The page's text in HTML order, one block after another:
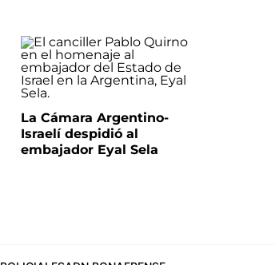
La Cámara Argentino-
Israelí despidió al
embajador Eyal Sela